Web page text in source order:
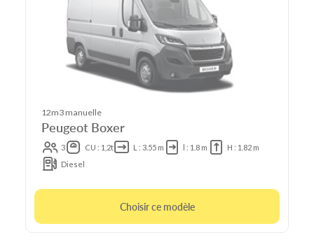
12m3 manuelle
Peugeot Boxer
3 CU : 1,2t L : 3.55 m l : 1.8 m
H : 1.82 m
Diesel
Choisir ce modèle